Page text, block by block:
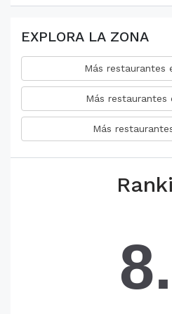
EXPLORA LA ZONA
Más restaurantes
Más restaurantes
Más
8.